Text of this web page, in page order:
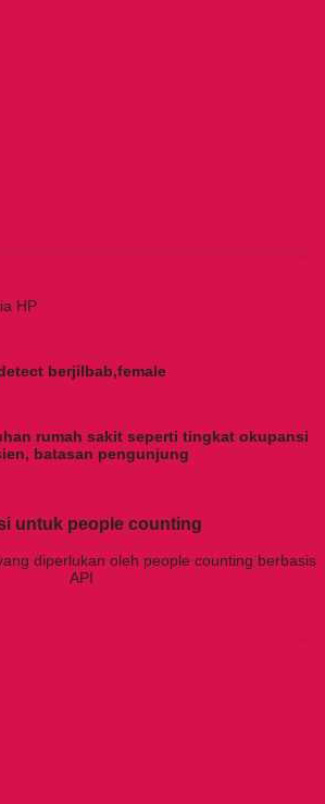
HP
berjilbab,female
rumah sakit seperti tingkat okupansi
batasan pengunjung
untuk people counting
diperlukan oleh people counting berbasis
API